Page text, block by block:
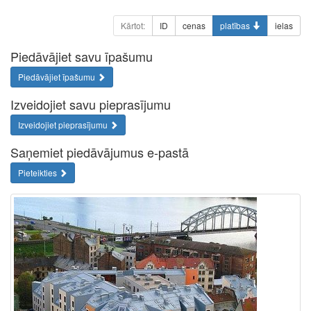
Kārtot: ID cenas platības ielas
Piedāvājiet savu īpašumu
Piedāvājiet īpašumu
Izveidojiet savu pieprasījumu
Izveidojiet pieprasījumu
Saņemiet piedāvājumus e-pastā
Pieteikties